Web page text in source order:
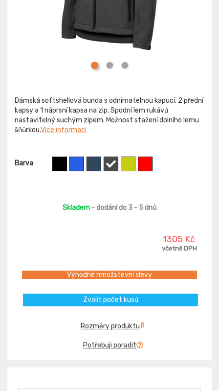
Dámská softshellová bunda s odnímatelnou kapucí. 2 přední
kapsy a 1 náprsní kapsa na zip. Spodní lem rukávů
nastavitelný suchým zipem. Možnost stažení dolního lemu
šňůrkou.Více informací
Barva :
Skladem - dodání do 3 - 5 dnů
1305 Kč
včetně DPH
Výhodné množstevní slevy
Zvolit počet kusů
Rozměry produktu
Potřebuji poradit